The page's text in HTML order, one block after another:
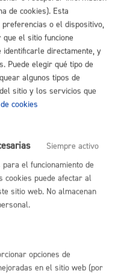
Buscar
familia
fiscal
de cookies). Esta
o el dispositivo,
el sitio funcione
identificarle directamente, y
Puede elegir qué tipo de
algunos tipos de
sitio y los servicios que
cookies
Siempre activo
el funcionamiento de
cookies puede afectar al
sitio web. No almacenan
opciones de
en el sitio web (por